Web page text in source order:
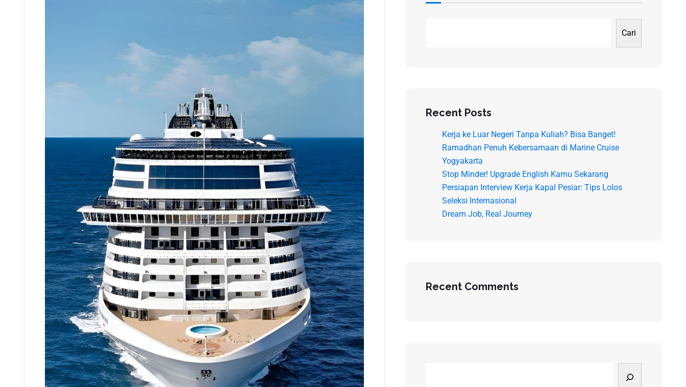
Cari
Recent Posts
Kerja ke Luar Negeri Tanpa Kuliah? Bisa Banget!
Ramadhan Penuh Kebersamaan di Marine Cruise
Yogyakarta
Stop Minder! Upgrade English Kamu Sekarang
Persiapan Interview Kerja Kapal Pesiar: Tips Lolos
Seleksi Internasional
Dream Job, Real Journey
Recent Comments